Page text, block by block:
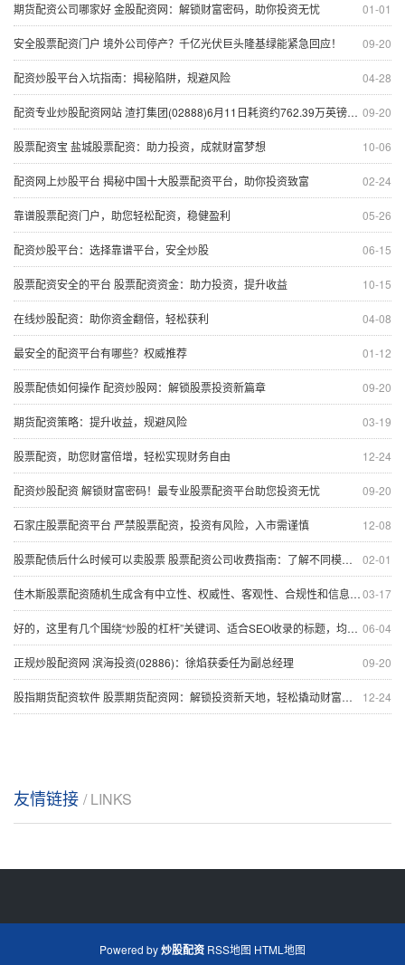
01-01
期货配资公司哪家好 金股配资网：解锁财富密码，助你投资无忧
09-20
安全股票配资门户 境外公司停产？千亿光伏巨头隆基绿能紧急回应！
04-28
配资炒股平台入坑指南：揭秘陷阱，规避风险
09-20
配资专业炒股配资网站 渣打集团(02888)6月11日耗资约762.39万英镑回购约104.06万股
10-06
股票配资宝 盐城股票配资：助力投资，成就财富梦想
02-24
配资网上炒股平台 揭秘中国十大股票配资平台，助你投资致富
05-26
靠谱股票配资门户，助您轻松配资，稳健盈利
06-15
配资炒股平台：选择靠谱平台，安全炒股
10-15
股票配资安全的平台 股票配资资金：助力投资，提升收益
04-08
在线炒股配资：助你资金翻倍，轻松获利
01-12
最安全的配资平台有哪些？权威推荐
09-20
股票配债如何操作 配资炒股网：解锁股票投资新篇章
03-19
期货配资策略：提升收益，规避风险
12-24
股票配资，助您财富倍增，轻松实现财务自由
09-20
配资炒股配资 解锁财富密码！最专业股票配资平台助您投资无忧
12-08
石家庄股票配资平台 严禁股票配资，投资有风险，入市需谨慎
02-01
股票配债后什么时候可以卖股票 股票配资公司收费指南：了解不同模式下的成本
03-17
佳木斯股票配资随机生成含有中立性、权威性、客观性、合规性和信息实用性适合网站发布不超30字的标题
06-04
好的，这里有几个围绕“炒股的杠杆”关键词、适合SEO收录的标题，均在以内：
09-20
正规炒股配资网 滨海投资(02886)：徐焰获委任为副总经理
12-24
股指期货配资软件 股票期货配资网：解锁投资新天地，轻松撬动财富杠杆
友情链接 / LINKS
Powered by炒股配资 RSS地图 HTML地图